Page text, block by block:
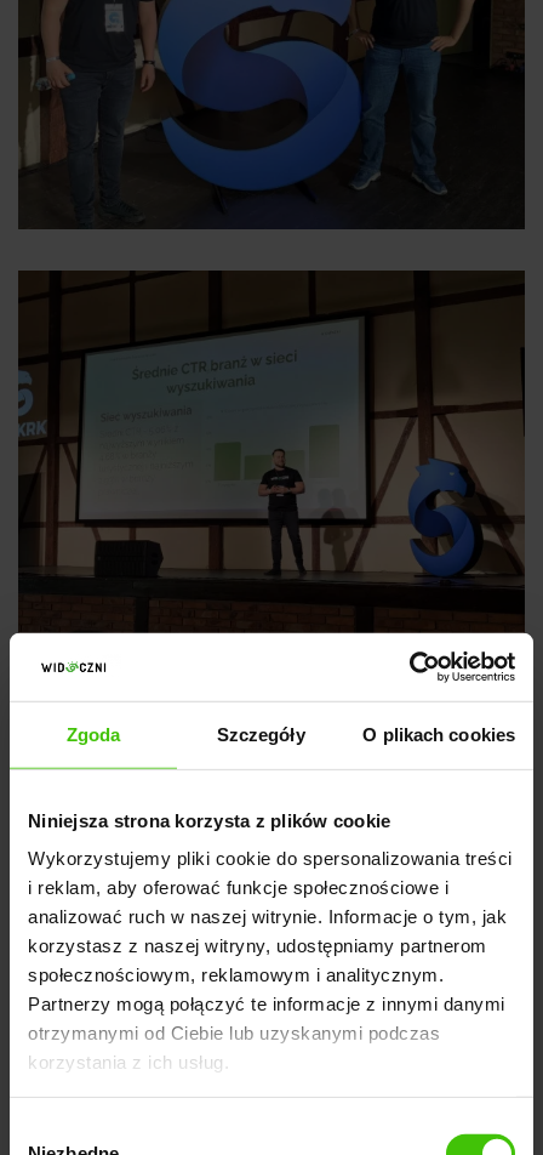
Zgoda Szczegóły O plikach cookies
Niniejsza strona korzysta z plików cookie
Wykorzystujemy pliki cookie do spersonalizowania treści
i reklam, aby oferować funkcje społecznościowe i
analizować ruch w naszej witrynie. Informacje o tym, jak
korzystasz z naszej witryny, udostępniamy partnerom
społecznościowym, reklamowym i analitycznym.
Partnerzy mogą połączyć te informacje z innymi danymi
otrzymanymi od Ciebie lub uzyskanymi podczas
korzystania z ich usług.